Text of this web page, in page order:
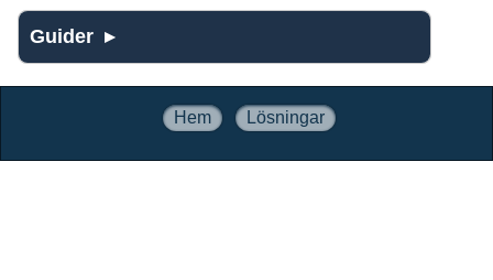
Guider
Hem Lösningar